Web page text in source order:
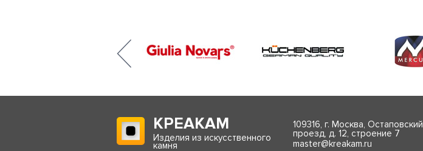
КРЕАКАМ
Изделия из искусственного
камня
109316, г. Москва, Остаповский
проезд, д. 12, строение 7
master@kreakam.ru